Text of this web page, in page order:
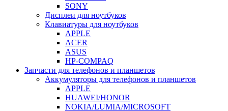
SONY
Дисплеи для ноутбуков
Клавиатуры для ноутбуков
APPLE
ACER
ASUS
HP-COMPAQ
Запчасти для телефонов и планшетов
Аккумуляторы для телефонов и планшетов
APPLE
HUAWEI/HONOR
NOKIA/LUMIA/MICROSOFT